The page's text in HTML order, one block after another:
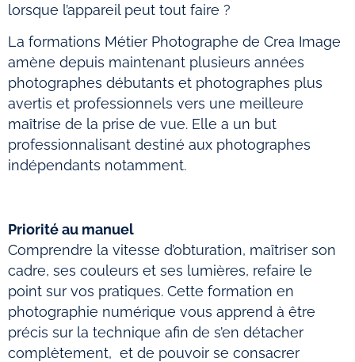
lorsque l’appareil peut tout faire ?
La formations Métier Photographe de Crea Image
amène depuis maintenant plusieurs années
photographes débutants et photographes plus
avertis et professionnels vers une meilleure
maîtrise de la prise de vue. Elle a un but
professionnalisant destiné aux photographes
indépendants notamment.
Priorité au manuel
Comprendre la vitesse d’obturation, maîtriser son
cadre, ses couleurs et ses lumières, refaire le
point sur vos pratiques. Cette formation en
photographie numérique vous apprend à être
précis sur la technique afin de s’en détacher
complètement, et de pouvoir se consacrer